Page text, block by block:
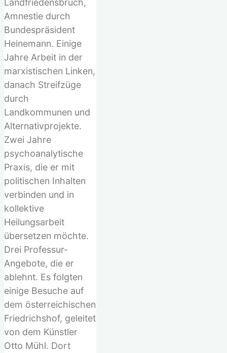
Amnestie durch
Bundespräsident
Heinemann. Einige
Jahre Arbeit in der
marxistischen Linken,
danach Streifzüge
durch
Landkommunen und
Alternativprojekte.
Zwei Jahre
psychoanalytische
Praxis, die er mit
politischen Inhalten
verbinden und in
kollektive
Heilungsarbeit
übersetzen möchte.
Drei Professur-
Angebote, die er
ablehnt. Es folgten
einige Besuche auf
dem österreichischen
Friedrichshof, geleitet
von dem Künstler
Otto Mühl. Dort